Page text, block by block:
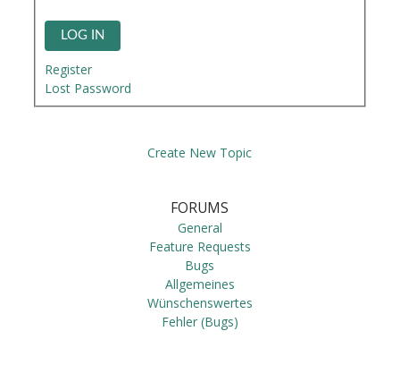
LOG IN
Register
Lost Password
Create New Topic
FORUMS
General
Feature Requests
Bugs
Allgemeines
Wünschenswertes
Fehler (Bugs)